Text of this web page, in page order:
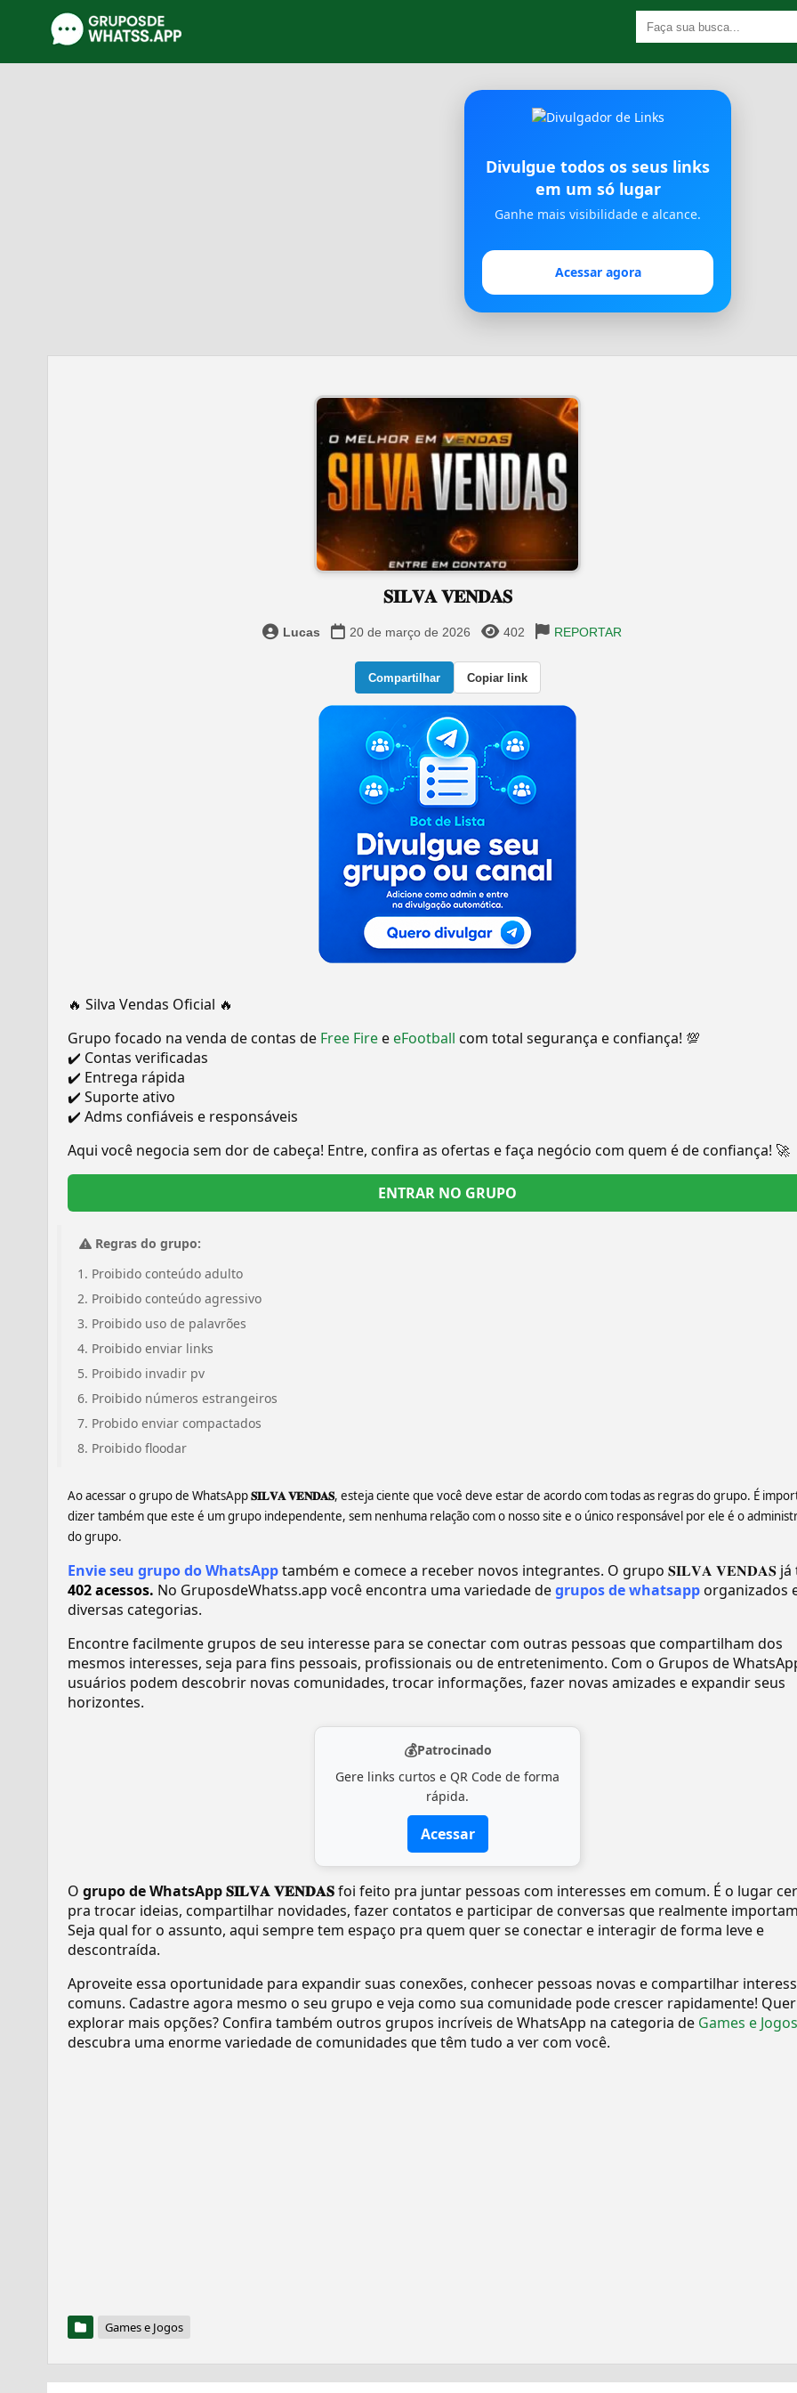
Divulgue todos os seus links
em um só lugar
Ganhe mais visibilidade e alcance.
Acessar agora
𝐒𝐈𝐋𝐕𝐀 𝐕𝐄𝐍𝐃𝐀𝐒
Lucas 20 de março de 2026 402 REPORTAR
Compartilhar Copiar link
🔥 Silva Vendas Oficial 🔥
Grupo focado na venda de contas de Free Firee eFootball com total segurança e confiança! 💯
✔️ Contas verificadas
✔️ Entrega rápida
✔️ Suporte ativo
✔️ Adms confiáveis e responsáveis
Aqui você negocia sem dor de cabeça! Entre, confira as ofertas e faça negócio com quem é de confiança! 🚀
ENTRAR NO GRUPO
Regras do grupo:
Proibido conteúdo adulto
Proibido conteúdo agressivo
Proibido uso de palavrões
Proibido enviar links
Proibido invadir pv
Proibido números estrangeiros
Probido enviar compactados
Proibido floodar
Ao acessar o grupo de WhatsApp𝐒𝐈𝐋𝐕𝐀 𝐕𝐄𝐍𝐃𝐀𝐒, esteja ciente que você deve estar de acordo com todas as regras do grupo. É
dizer também que este é um grupo independente, sem nenhuma relação com o nosso site e o único responsável por ele é o
do grupo.
Envie seu grupo do WhatsApptambém e comece a receber novos integrantes. O grupo 𝐒𝐈𝐋𝐕𝐀 𝐕𝐄𝐍𝐃𝐀𝐒 já
402 acessos. No GruposdeWhatss.app você encontra uma variedade degrupos de whatsapporganizados
diversas categorias.
Encontre facilmente grupos de seu interesse para se conectar com outras pessoas que compartilham dos
mesmos interesses, seja para fins pessoais, profissionais ou de entretenimento. Com o Grupos de
usuários podem descobrir novas comunidades, trocar informações, fazer novas amizades e expandir seus
horizontes.
💰Patrocinado
Gere links curtos e QR Code de forma
rápida.
Acessar
O grupo de WhatsApp 𝐒𝐈𝐋𝐕𝐀 𝐕𝐄𝐍𝐃𝐀𝐒foi feito pra juntar pessoas com interesses em comum. É o lugar
pra trocar ideias, compartilhar novidades, fazer contatos e participar de conversas que realmente
Seja qual for o assunto, aqui sempre tem espaço pra quem quer se conectar e interagir de forma leve e
descontraída.
Aproveite essa oportunidade para expandir suas conexões, conhecer pessoas novas e compartilhar
comuns. Cadastre agora mesmo o seu grupo e veja como sua comunidade pode crescer rapidamente! Quer
explorar mais opções? Confira também outros grupos incríveis de WhatsApp na categoria de Games e Jogos
descubra uma enorme variedade de comunidades que têm tudo a ver com você.
Games e Jogos